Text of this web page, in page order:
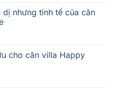
dị nhưng tinh tế của căn
cho căn villa Happy